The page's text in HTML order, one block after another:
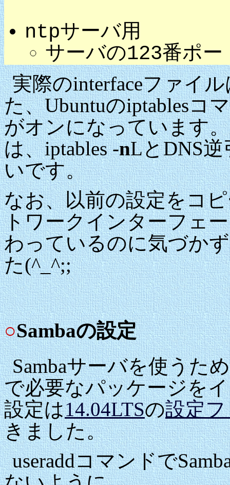
ntpサーバ用
サーバの123番ポー
実際のinterfaceファイ
た、Ubuntuのiptablesコ
がオンになっています
は、iptables -nLとDNS
いです。
なお、以前の設定をコ
トワークインターフェ
わっているのに気づか
た(^_^;;
○Sambaの設定
Sambaサーバを使うた
で必要なパッケージを
設定は14.04LTSの設定
きました。
useraddコマンドで